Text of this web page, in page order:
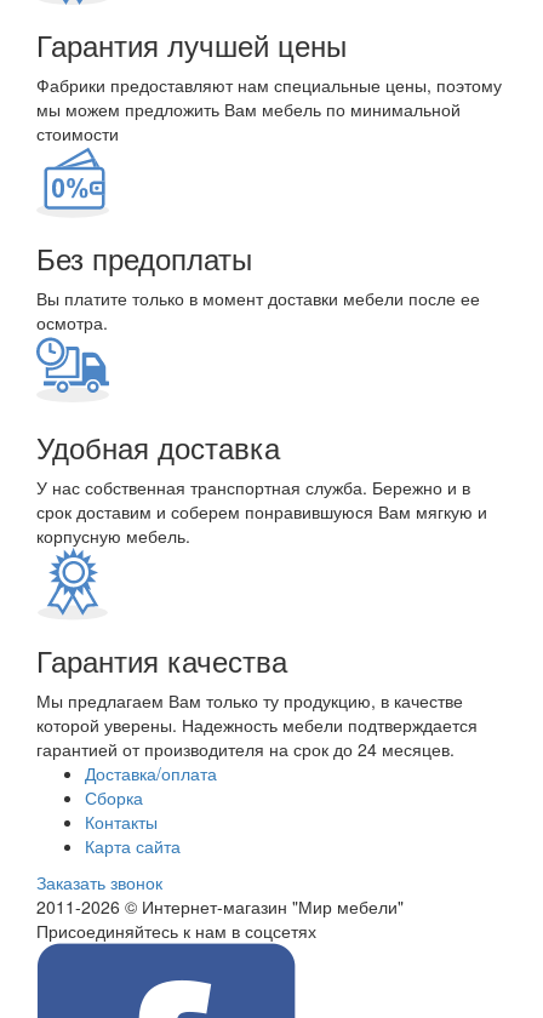
Гарантия лучшей цены
Фабрики предоставляют нам специальные цены, поэтому
мы можем предложить Вам мебель по минимальной
стоимости
Без предоплаты
Вы платите только в момент доставки мебели после ее
осмотра.
Удобная доставка
У нас собственная транспортная служба. Бережно и в
срок доставим и соберем понравившуюся Вам мягкую и
корпусную мебель.
Гарантия качества
Мы предлагаем Вам только ту продукцию, в качестве
которой уверены. Надежность мебели подтверждается
гарантией от производителя на срок до 24 месяцев.
Доставка/оплата
Сборка
Контакты
Карта сайта
Заказать звонок
2011-2026 © Интернет-магазин "Мир мебели"
Присоединяйтесь к нам в соцсетях